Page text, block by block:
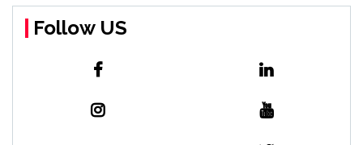
Follow US